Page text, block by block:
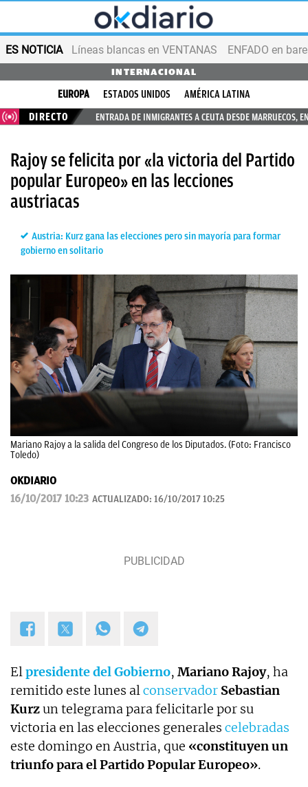
ES NOTICIA Líneas blancas en VENTANAS ENFADO en
INTERNACIONAL
EUROPA ESTADOS UNIDOS
AMÉRICA LATINA
DIRECTO
ENTRADA DE INMIGRANTES A CEUTA DESDE MARRUECOS,
Rajoy se felicita por «la victoria del Partido
popular Europeo» en las lecciones
austriacas
Austria: Kurz gana las elecciones pero sin mayoría para formar
gobierno en solitario
Mariano Rajoy a la salida del Congreso de los Diputados. (Foto: Francisco
Toledo)
OKDIARIO
16/10/2017 10:23 ACTUALIZADO: 16/10/2017 10:25
Elpresidente del Gobierno, Mariano Rajoy, ha
remitido este lunes alconservador Sebastian
Kurzun telegrama para felicitarle por su
victoria en las elecciones generales celebradas
este domingo en Austria, que «constituyen un
triunfo para el Partido Popular Europeo».